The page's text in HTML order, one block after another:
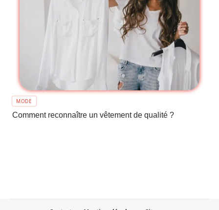
MODE
Comment reconnaître un vêtement de qualité ?